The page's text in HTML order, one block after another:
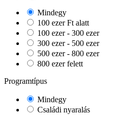
Mindegy
100 ezer Ft alatt
100 ezer - 300 ezer
300 ezer - 500 ezer
500 ezer - 800 ezer
800 ezer felett
Programtípus
Mindegy
Családi nyaralás